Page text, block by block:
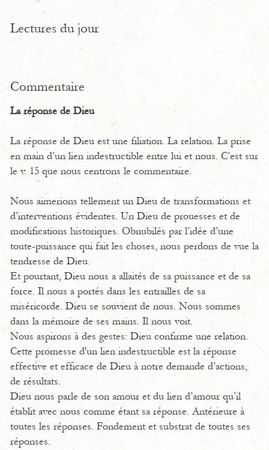
Lectures du jour
Commentaire
La réponse de Dieu
La réponse de Dieu est une filiation. La relation. La prise
en main d’un lien indestructible entre lui et nous. C’est sur
le v. 15 que nous centrons le commentaire.
Nous aimerions tellement un Dieu de transformations et
d’interventions évidentes. Un Dieu de prouesses et de
modifications historiques. Obnubilés par l’idée d’une
toute-puissance qui fait les choses, nous perdons de vue la
tendresse de Dieu.
Et pourtant, Dieu nous a allaités de sa puissance et de sa
force. Il nous a portés dans les entrailles de sa
miséricorde. Dieu se souvient de nous. Nous sommes
dans la mémoire de ses mains. Il nous voit.
Nous aspirons à des gestes: Dieu confirme une relation.
Cette promesse d'un lien indestructible est la réponse
effective et efficace de Dieu à notre demande d’actions,
de résultats.
Dieu nous parle de son amour et du lien d’amour qu’il
établit avec nous comme étant sa réponse. Antérieure à
toutes les réponses. Fondement et substrat de toutes ses
réponses.